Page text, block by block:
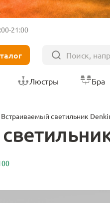
21:00
Люстры Бра
Встраиваемый светильник